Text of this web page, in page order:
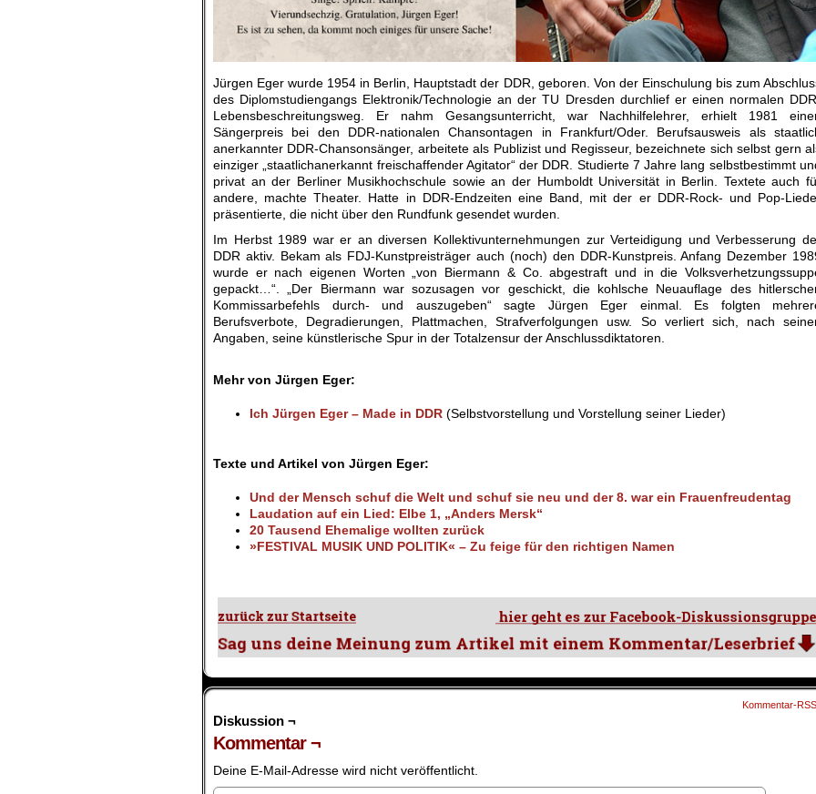
Jürgen Eger wurde 1954 in Berlin, Hauptstadt der DDR, geboren. Von der Einschulung bis zum
des Diplomstudiengangs Elektronik/Technologie an der TU Dresden durchlief er einen normalen
Lebensbeschreitungsweg. Er nahm Gesangsunterricht, war Nachhilfelehrer, erhielt 1981
Sängerpreis bei den DDR-nationalen Chansontagen in Frankfurt/Oder. Berufsausweis als
anerkannter DDR-Chansonsänger, arbeitete als Publizist und Regisseur, bezeichnete sich selbst gern
einziger „staatlichanerkannt freischaffender Agitator“ der DDR. Studierte 7 Jahre lang selbstbestimmt
privat an der Berliner Musikhochschule sowie an der Humboldt Universität in Berlin. Textete auch
andere, machte Theater. Hatte in DDR-Endzeiten eine Band, mit der er DDR-Rock- und Pop-
präsentierte, die nicht über den Rundfunk gesendet wurden.
Im Herbst 1989 war er an diversen Kollektivunternehmungen zur Verteidigung und Verbesserung
DDR aktiv. Bekam als FDJ-Kunstpreisträger auch (noch) den DDR-Kunstpreis. Anfang Dezember
wurde er nach eigenen Worten „von Biermann & Co. abgestraft und in die
gepackt…“. „Der Biermann war sozusagen vor geschickt, die kohlsche Neuauflage des
Kommissarbefehls durch- und auszugeben“ sagte Jürgen Eger einmal. Es folgten
Berufsverbote, Degradierungen, Plattmachen, Strafverfolgungen usw. So verliert sich, nach
Angaben, seine künstlerische Spur in der Totalzensur der Anschlussdiktatoren.
Mehr von Jürgen Eger:
Ich Jürgen Eger – Made in DDR (Selbstvorstellung und Vorstellung seiner Lieder)
Texte und Artikel von Jürgen Eger:
Und der Mensch schuf die Welt und schuf sie neu und der 8. war ein Frauenfreudentag
Laudation auf ein Lied: Elbe 1, „Anders Mersk“
20 Tausend Ehemalige wollten zurück
»FESTIVAL MUSIK UND POLITIK« – Zu feige für den richtigen Namen
Kommentar-RSS
Diskussion ¬
Kommentar ¬
Deine E-Mail-Adresse wird nicht veröffentlicht.